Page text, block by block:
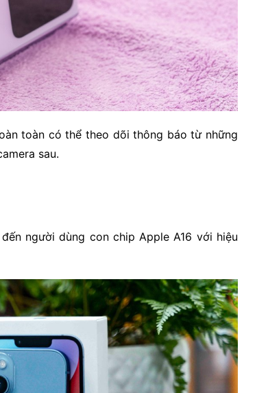
toàn có thể theo dõi thông báo từ những
sau.
người dùng con chip Apple A16 với hiệu